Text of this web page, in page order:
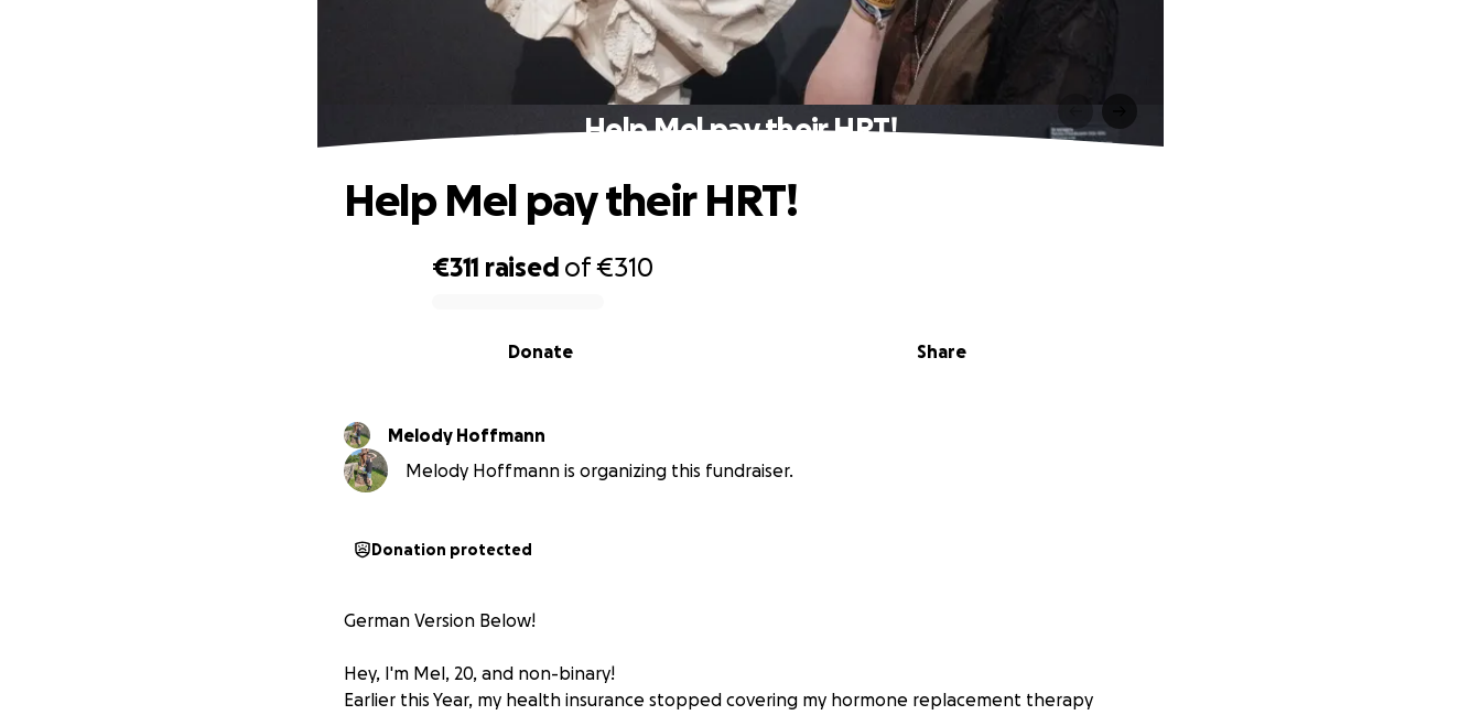
Help Mel pay their HRT!
€311 raised of€310
Share
Donate
Help Mel pay their HRT!
Melody Hoffmann
Melody Hoffmann is organizing this fundraiser.
Donation protected
German Version Below!
Hey, I'm Mel, 20, and non-binary!
Earlier this Year, my health insurance stopped covering my hormone replacement therapy